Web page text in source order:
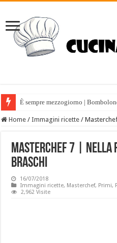
È sempre mezzogiorno |
Home / Immagini ricette /
Masterchef 7 | Nella
Braschi
16/07/2018
Immagini ricette, Masterchef, Primi,
2,962 Visite